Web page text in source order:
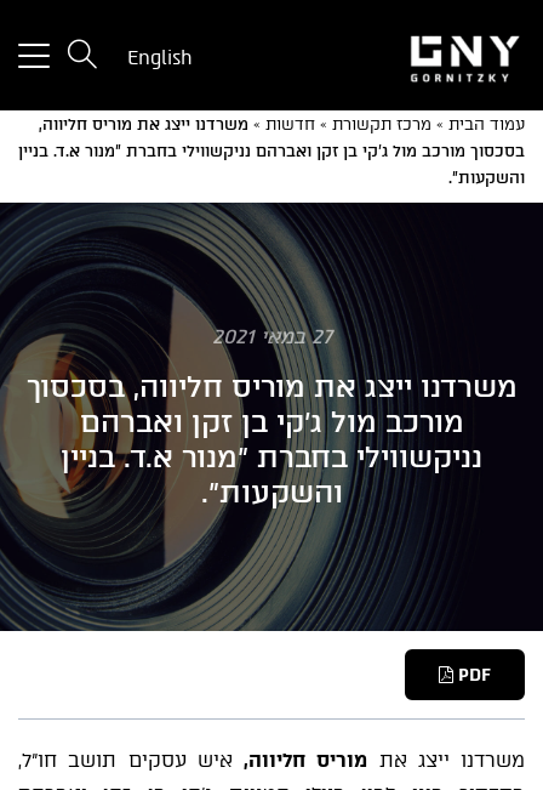
a
English
עמוד הבית » מרכז תקשורת » חדשות » משרדנו ייצג את מוריס חליווה,
בסכסוך מורכב מול ג'קי בן זקן ואברהם נניקשווילי בחברת "מנור א.ד. בניין
והשקעות".
27 במאי 2021
משרדנו ייצג את מוריס חליווה, בסכסוך
מורכב מול ג'קי בן זקן ואברהם
נניקשווילי בחברת "מנור א.ד. בניין
והשקעות".
PDF
משרדנו ייצג את מוריס חליווה, איש עסקים תושב חו"ל,